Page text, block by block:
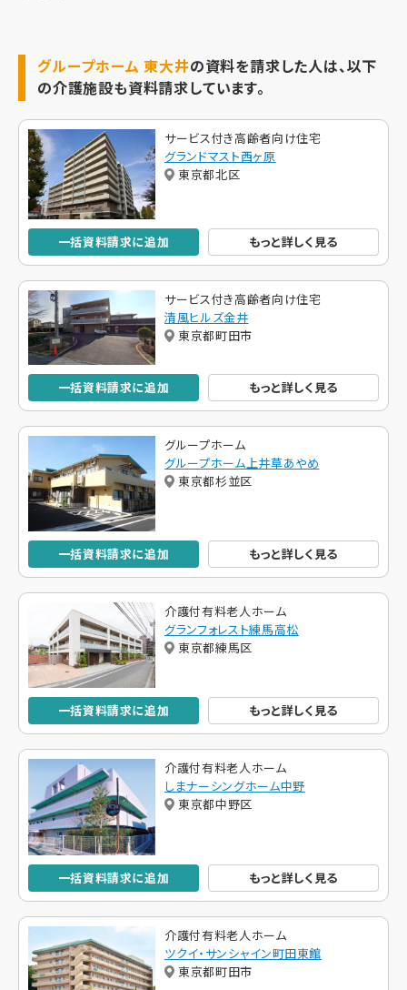
グループホーム 東大井の資料を請求した人は、以下
の介護施設も資料請求しています。
サービス付き高齢者向け住宅
グランドマスト西ヶ原
東京都北区
一括資料請求に追加 もっと詳しく見る
サービス付き高齢者向け住宅
清風ヒルズ金井
東京都町田市
一括資料請求に追加 もっと詳しく見る
グループホーム
グループホーム上井草あやめ
東京都杉並区
一括資料請求に追加 もっと詳しく見る
介護付有料老人ホーム
グランフォレスト練馬高松
東京都練馬区
一括資料請求に追加 もっと詳しく見る
介護付有料老人ホーム
しまナーシングホーム中野
東京都中野区
一括資料請求に追加 もっと詳しく見る
介護付有料老人ホーム
ツクイ・サンシャイン町田東館
東京都町田市